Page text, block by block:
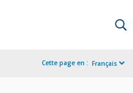
Cette page en : Français